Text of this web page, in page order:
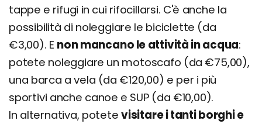
tappe e rifugi in cui rifocillarsi. C'è anche la
possibilità di noleggiare le biciclette (da
€3,00). E non mancano le attività in acqua:
potete noleggiare un motoscafo (da €75,00),
una barca a vela (da €120,00) e per i più
sportivi anche canoe e SUP (da €10,00).
In alternativa, potete visitare i tanti borghi e